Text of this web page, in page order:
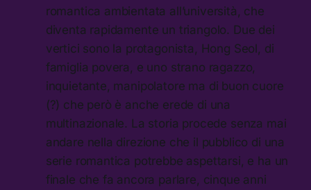
romantica ambientata all’università, che
diventa rapidamente un triangolo. Due dei
vertici sono la protagonista, Hong Seol, di
famiglia povera, e uno strano ragazzo,
inquietante, manipolatore ma di buon cuore
(?) che però è anche erede di una
multinazionale. La storia procede senza mai
andare nella direzione che il pubblico di una
serie romantica potrebbe aspettarsi, e ha un
finale che fa ancora parlare, cinque anni